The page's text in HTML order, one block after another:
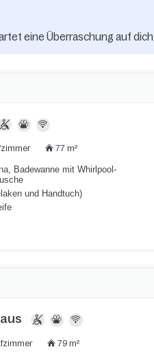
eine Überraschung auf dich.
77 m²
Badewanne mit Whirlpool-
und Handtuch)
79 m²